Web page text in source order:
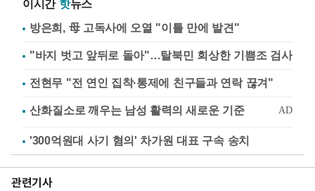
이시간 핫뉴스
방은희, 母 고독사에 오열 "이틀 만에 발견"
"바지 벗고 앞뒤로 돌아"…탈북민 회상한 기쁨조 검사
전현무 "전 연인 집착·통제에 친구들과 연락 끊겨"
'300억원대 사기 혐의' 차가원 대표 구속 송치
관련기사